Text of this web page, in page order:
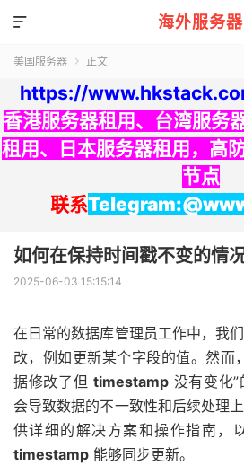
海外服务器

美国服务器  正文
https://
香港服务器租用、 台湾服务
租用、 日本服务器租用 ， 高
节点
联系
如何在保持时间戳不变的情
2025-06-03 15:15:14
在日常的数据库管理员工作中，我
改，例如更新某个字段的值。然而
据修改了但 timestamp 没有变化
会导致数据的不一致性和后续处理
供详细的解决方案和操作指南，
timestamp 能够同步更新。